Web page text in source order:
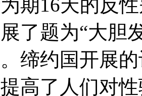
期16天的反
了题为“大
缔约国开展
高了人们对